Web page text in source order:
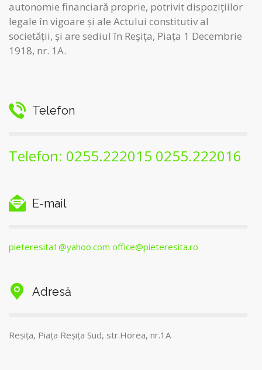
autonomie financiară proprie, potrivit dispoziţiilor
legale în vigoare şi ale Actului constitutiv al
societăţii, şi are sediul în Reşiţa, Piaţa 1 Decembrie
1918, nr. 1A.
Telefon
Telefon: 0255.222015 0255.222016
E-mail
pieteresita1@yahoo.com office@pieteresita.ro
Adresă
Reșița, Piața Reșița Sud, str.Horea, nr.1A